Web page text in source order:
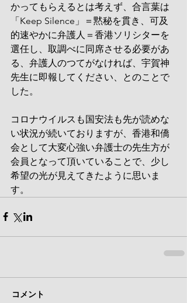
かってもらえるとは考えず、合言葉は
「Keep Silence」＝黙秘を貫き、可及
的速やかに弁護人＝香港ソリシターを
選任し、取調べに同席させる必要があ
る、弁護人のつてがなければ、宇賀神
先生に即報してください、とのことで
した。
コロナウイルスも国安法も先が読めな
い状況が続いておりますが、香港和僑
会として大変心強い弁護士の先生方が
会員となって頂いていることで、少し
希望の光が見えてきたように思いま
す。
コメント